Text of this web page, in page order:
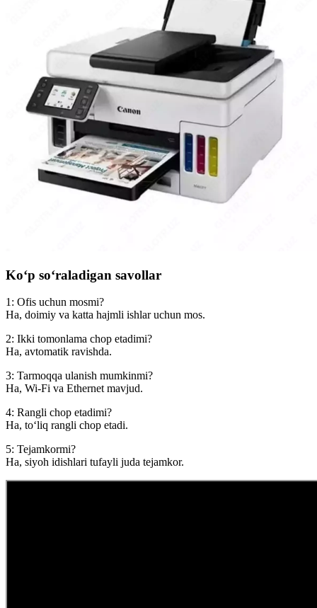
Ko‘p so‘raladigan savollar
1: Ofis uchun mosmi?
Ha, doimiy va katta hajmli ishlar uchun mos.
2: Ikki tomonlama chop etadimi?
Ha, avtomatik ravishda.
3: Tarmoqqa ulanish mumkinmi?
Ha, Wi-Fi va Ethernet mavjud.
4: Rangli chop etadimi?
Ha, to‘liq rangli chop etadi.
5: Tejamkormi?
Ha, siyoh idishlari tufayli juda tejamkor.